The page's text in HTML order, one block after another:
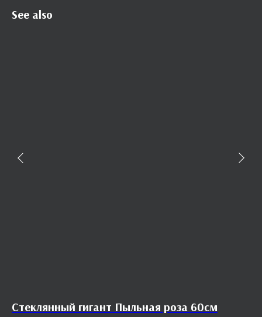
See also
Стеклянный гигант Пыльная роза 60см